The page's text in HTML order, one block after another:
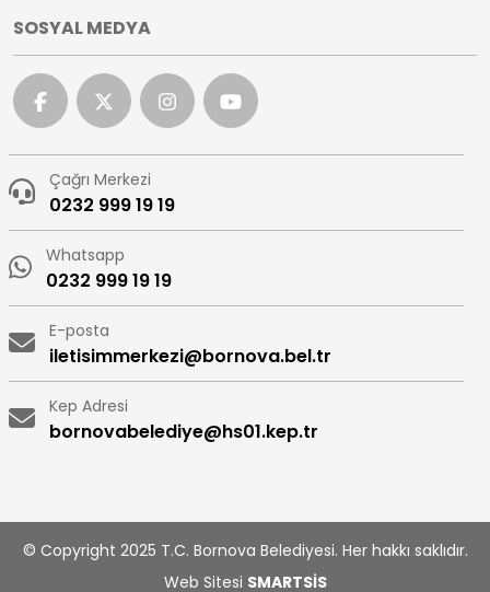
SOSYAL MEDYA
Çağrı Merkezi
0232 999 19 19
Whatsapp
0232 999 19 19
E-posta
iletisimmerkezi@bornova.bel.tr
Kep Adresi
bornovabelediye@hs01.kep.tr
© Copyright 2025 T.C. Bornova Belediyesi. Her hakkı saklıdır.
Web Sitesi SMARTSİS